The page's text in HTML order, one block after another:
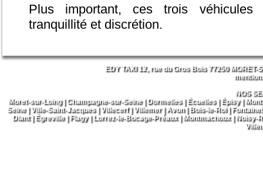
Plus important, ces trois véhicules
tranquillité et discrétion.
EDY TAXI 12, rue du Gros Bois 77250 MORET-
NOS
Moret-sur-Loing|Champagne-sur-Seine|Dormelles|Écuelles|Épisy|
Seine|Ville-Saint-Jacques|Villecerf|Villemer|Avon|Bois-le-Roi|
Diant|Égreville|Flagy|Lorrez-le-Bocage-Préaux|Montmachoux|Noisy-